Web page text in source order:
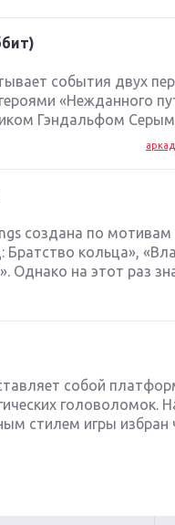
события двух
«Нежданного
Гэндальфом
создана по
кольца»,
Однако на этот раз
собой
головоломок.
стилем игры избран